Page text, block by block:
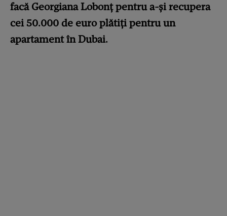
facă Georgiana Lobonț pentru a-și recupera
cei 50.000 de euro plătiți pentru un
apartament în Dubai.